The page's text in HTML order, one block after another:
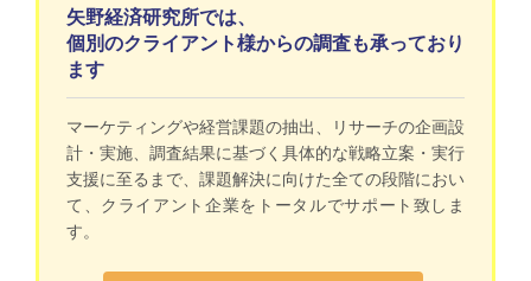
矢野経済研究所では、
個別のクライアント様からの調査も承っており
ます
マーケティングや経営課題の抽出、リサーチの企画設
計・実施、調査結果に基づく具体的な戦略立案・実行
支援に至るまで、課題解決に向けた全ての段階におい
て、クライアント企業をトータルでサポート致しま
す。